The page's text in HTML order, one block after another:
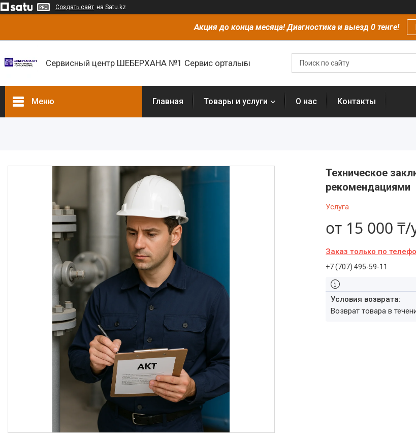
Создать сайт на Satu.kz
Акция до конца месяца! Диагностика и выезд 0 тенге!
Сервисный центр ШЕБЕРХАНА №1 Сервис орталығы
Меню Главная Товары и услуги О нас Контакты
Техническое
рекомендациями
Услуга
от 15 000 ₸/
Заказ только по
+7 (707) 495-59-11
возврат товара в